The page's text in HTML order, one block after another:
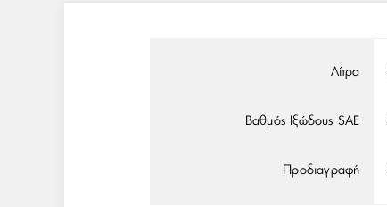
Λίτρα
Βαθμός Ιξώδους SAE
Προδιαγραφή